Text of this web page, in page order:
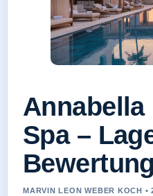
Annabella
Spa –
MARVIN LEON WEBER KOCH